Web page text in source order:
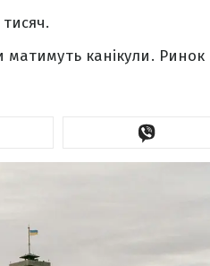
матимуть канікули. Ринок